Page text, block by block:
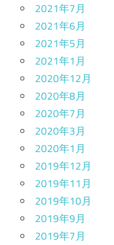
2021年7月
2021年6月
2021年5月
2021年1月
2020年12月
2020年8月
2020年7月
2020年3月
2020年1月
2019年12月
2019年11月
2019年10月
2019年9月
2019年7月